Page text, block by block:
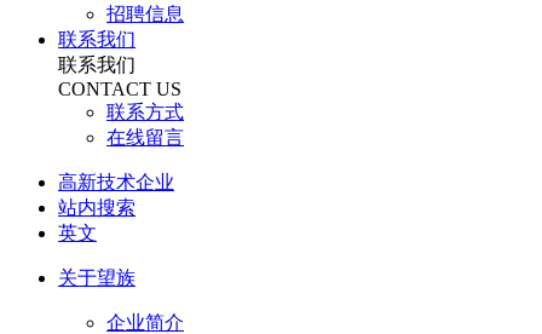
招聘信息
联系我们
联系我们
CONTACT US
联系方式
在线留言
高新技术企业
站内搜索
英文
关于望族
企业简介